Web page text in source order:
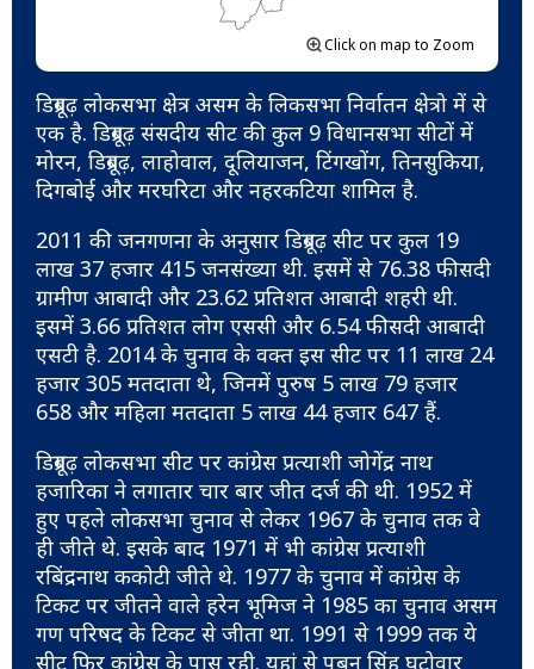
Click on map to Zoom
डिब्रूगढ़ लोकसभा क्षेत्र असम के लिकसभा निर्वातन क्षेत्रो में से
एक है. डिब्रूगढ़ संसदीय सीट की कुल 9 विधानसभा सीटों में
मोरन, डिब्रूगढ़, लाहोवाल, दूलियाजन, टिंगखोंग, तिनसुकिया,
दिगबोई और मरघरिटा और नहरकटिया शामिल है.
2011 की जनगणना के अनुसार डिब्रूगढ़ सीट पर कुल 19
लाख 37 हजार 415 जनसंख्या थी. इसमें से 76.38 फीसदी
ग्रामीण आबादी और 23.62 प्रतिशत आबादी शहरी थी.
इसमें 3.66 प्रतिशत लोग एससी और 6.54 फीसदी आबादी
एसटी है. 2014 के चुनाव के वक्त इस सीट पर 11 लाख 24
हजार 305 मतदाता थे, जिनमें पुरुष 5 लाख 79 हजार
658 और महिला मतदाता 5 लाख 44 हजार 647 हैं.
डिब्रूगढ़ लोकसभा सीट पर कांग्रेस प्रत्याशी जोगेंद्र नाथ
हजारिका ने लगातार चार बार जीत दर्ज की थी. 1952 में
हुए पहले लोकसभा चुनाव से लेकर 1967 के चुनाव तक वे
ही जीते थे. इसके बाद 1971 में भी कांग्रेस प्रत्याशी
रबिंद्रनाथ ककोटी जीते थे. 1977 के चुनाव में कांग्रेस के
टिकट पर जीतने वाले हरेन भूमिज ने 1985 का चुनाव असम
गण परिषद के टिकट से जीता था. 1991 से 1999 तक ये
सीट फिर कांग्रेस के पास रही. यहां से पबन सिंह घटोवार